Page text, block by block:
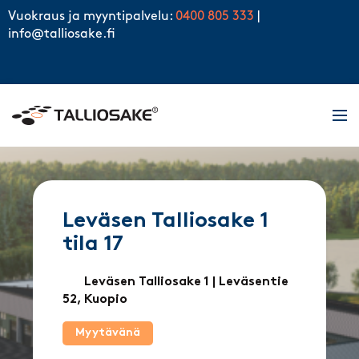
Skip to content
Vuokraus ja myyntipalvelu: 0400 805 333
info@talliosake.fi
Leväsen Talliosake 1
tila 17
Leväsen Talliosake 1
| Leväsentie
52, Kuopio
Myytävänä